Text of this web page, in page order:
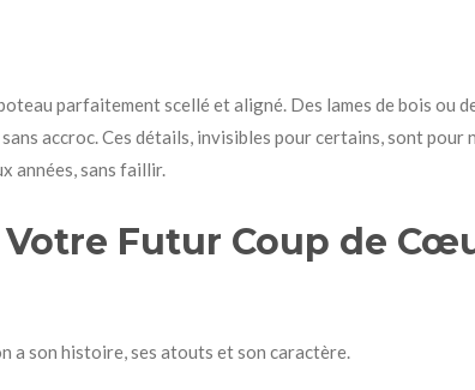
parfaitement scellé et aligné. Des lames de bois ou
accroc. Ces détails, invisibles pour certains, sont pour
années, sans faillir.
Votre Futur Coup de
a son histoire, ses atouts et son caractère.